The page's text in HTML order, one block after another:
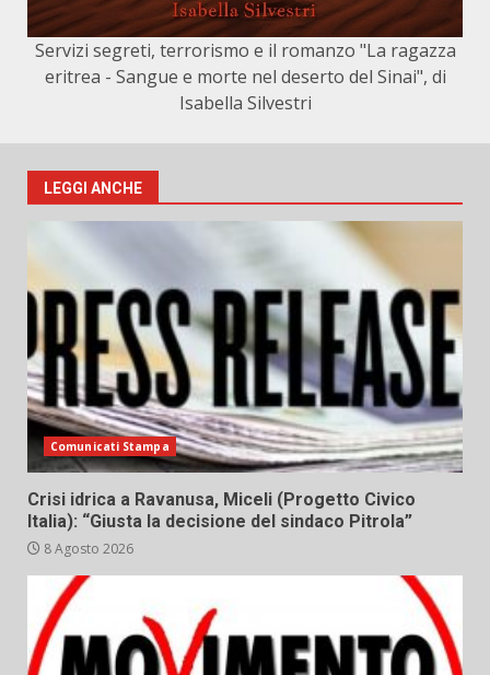
Servizi segreti, terrorismo e il romanzo "La ragazza
eritrea - Sangue e morte nel deserto del Sinai", di
Isabella Silvestri
LEGGI ANCHE
Comunicati Stampa
Crisi idrica a Ravanusa, Miceli (Progetto Civico
Italia): “Giusta la decisione del sindaco Pitrola”
8 Agosto 2026